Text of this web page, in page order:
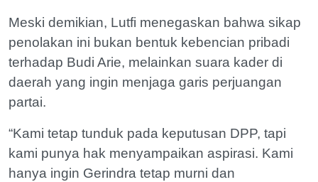
Meski demikian, Lutfi menegaskan bahwa sikap
penolakan ini bukan bentuk kebencian pribadi
terhadap Budi Arie, melainkan suara kader di
daerah yang ingin menjaga garis perjuangan
partai.
“Kami tetap tunduk pada keputusan DPP, tapi
kami punya hak menyampaikan aspirasi. Kami
hanya ingin Gerindra tetap murni dan